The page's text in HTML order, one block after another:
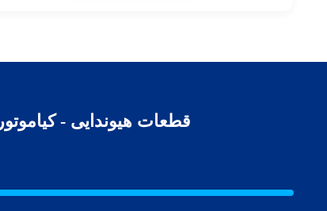
قطعات هیوندایی - کیاموتور